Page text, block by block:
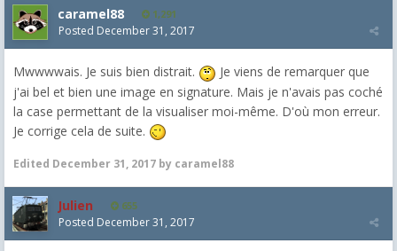
caramel88 1,291
Posted December 31, 2017
Mwwwwais. Je suis bien distrait.
Je viens de remarquer que
j'ai bel et bien une image en signature. Mais je n'avais pas coché
la case permettant de la visualiser moi-même. D'où mon erreur.
Je corrige cela de suite.
Edited December 31, 2017 by caramel88
Julien 655
Posted December 31, 2017